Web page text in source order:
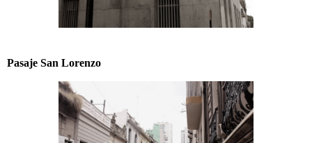
Pasaje San Lorenzo